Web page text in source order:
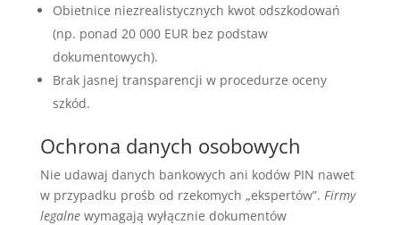
Obietnice niezrealistycznych kwot odszkodowań
(np. ponad 20 000 EUR bez podstaw
dokumentowych).
Brak jasnej transparencji w procedurze oceny
szkód.
Ochrona danych osobowych
Nie udawaj danych bankowych ani kodów PIN nawet
w przypadku prośb od rzekomych „ekspertów”. Firmy
legalnewymagają wyłącznie dokumentów